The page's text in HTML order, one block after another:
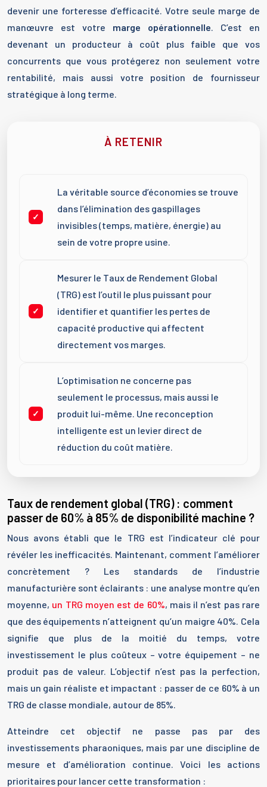
devenir une forteresse d’efficacité. Votre seule marge de
manœuvre est votre marge opérationnelle . C’est en
devenant un producteur à coût plus faible que vos
concurrents que vous protégerez non seulement votre
rentabilité, mais aussi votre position de fournisseur
stratégique à long terme.
À RETENIR
La véritable source d’économies se trouve
dans l’élimination des gaspillages
invisibles (temps, matière, énergie) au
sein de votre propre usine.
Mesurer le Taux de Rendement Global
(TRG) est l’outil le plus puissant pour
identifier et quantifier les pertes de
capacité productive qui affectent
directement vos marges.
L’optimisation ne concerne pas
seulement le processus, mais aussi le
produit lui-même. Une reconception
intelligente est un levier direct de
réduction du coût matière.
Taux de rendement global (TRG) : comment
passer de 60% à 85% de disponibilité machine ?
Nous avons établi que le TRG est l’indicateur clé pour
révéler les inefficacités. Maintenant, comment l’améliorer
concrètement ? Les standards de l’industrie
manufacturière sont éclairants : une analyse montre qu’en
moyenne, un TRG moyen est de 60%, mais il n’est pas rare
que des équipements n’atteignent qu’un maigre 40%. Cela
signifie que plus de la moitié du temps, votre
investissement le plus coûteux – votre équipement – ne
produit pas de valeur. L’objectif n’est pas la perfection,
mais un gain réaliste et impactant : passer de ce 60% à un
TRG de classe mondiale, autour de 85%.
Atteindre cet objectif ne passe pas par des
investissements pharaoniques, mais par une discipline de
mesure et d’amélioration continue. Voici les actions
prioritaires pour lancer cette transformation :